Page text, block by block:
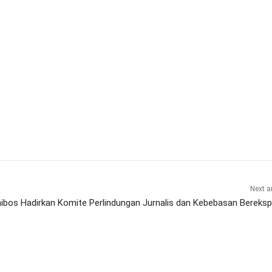
Next
Hadirkan Komite Perlindungan Jurnalis dan Kebebasan